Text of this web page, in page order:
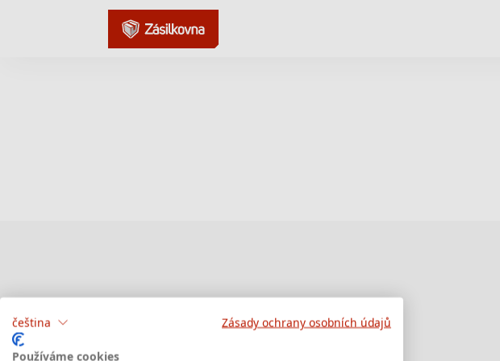
čeština Zásady ochrany osobních údajů
Používáme cookies